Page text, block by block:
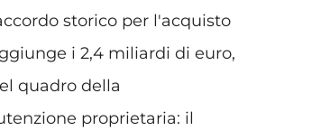
storico per l'acquisto
i 2,4 miliardi di euro,
quadro della
proprietaria: il